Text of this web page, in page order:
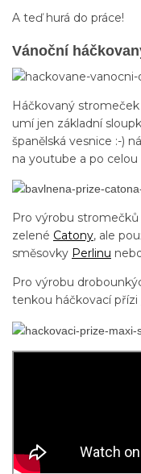
A teď hurá do práce!
Vánoční
Háčkovaný
umí jen základní
španělská vesnice :-)
na youtube a po celou
Pro výrobu
zelené Catony, ale
směsovky Perlinu
Pro výrobu
tenkou háčkovací přízi